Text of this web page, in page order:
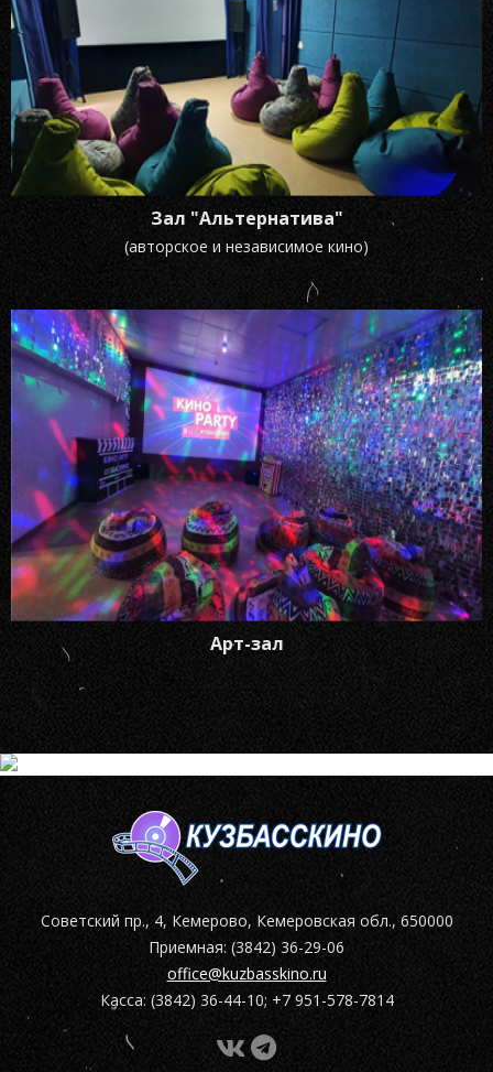
Зал "Альтернатива"
(авторское и независимое кино)
Арт-зал
Советский пр., 4, Кемерово, Кемеровская обл., 650000
Приемная: (3842) 36-29-06
office@kuzbasskino.ru
Касса: (3842) 36-44-10; +7 951-578-7814